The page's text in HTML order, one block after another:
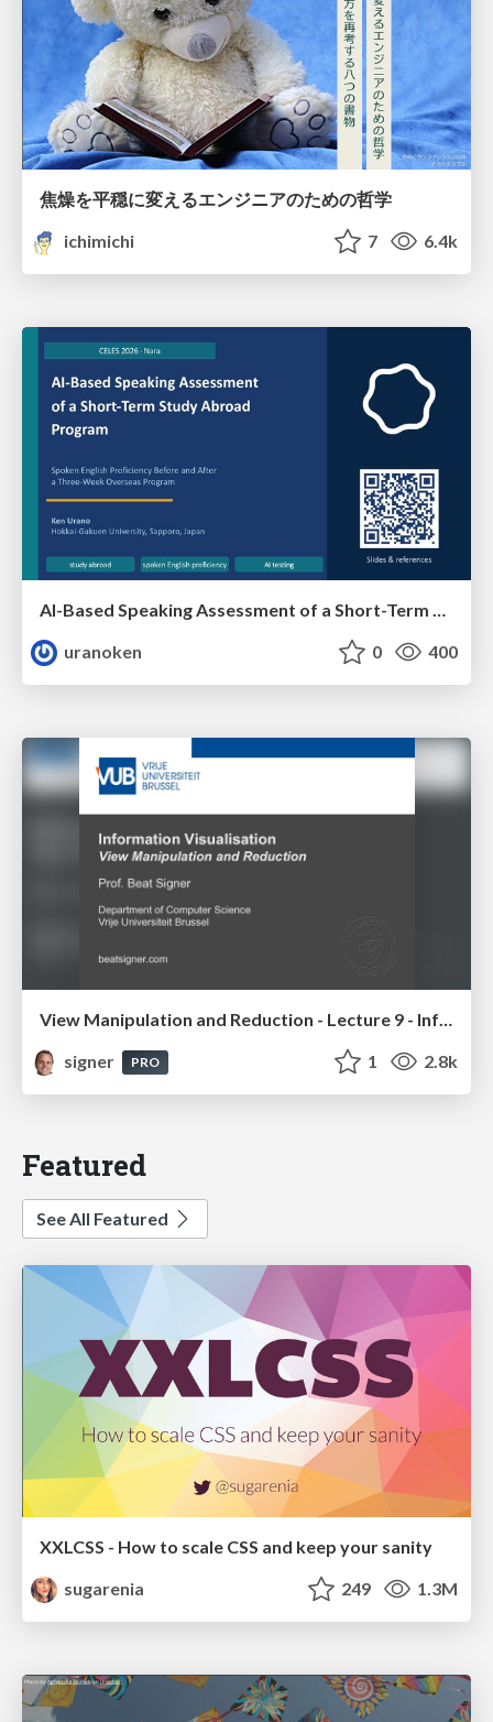
焦燥を平穏に変えるエンジニアのための哲学
ichimichi
7 6.4k
uranoken
0 400
View Manipulation and Reduction - Lecture 9 - Information Visualisation (4019538FNR)
signer
PRO 1 2.8k
Featured
See All Featured
XXLCSS - How to scale CSS and keep your sanity
sugarenia
249 1.3M